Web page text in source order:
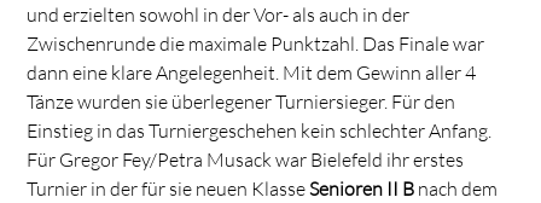
und erzielten sowohl in der Vor- als auch in der
Zwischenrunde die maximale Punktzahl. Das Finale war
dann eine klare Angelegenheit. Mit dem Gewinn aller 4
Tänze wurden sie überlegener Turniersieger. Für den
Einstieg in das Turniergeschehen kein schlechter Anfang.
Für Gregor Fey/Petra Musack war Bielefeld ihr erstes
Turnier in der für sie neuen KlasseSenioren II B nach dem